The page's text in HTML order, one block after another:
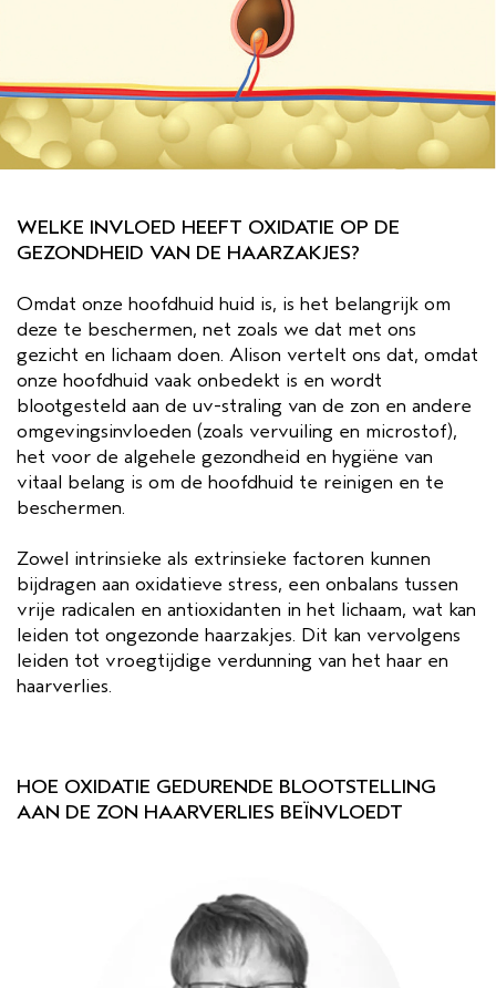
WELKE INVLOED HEEFT OXIDATIE OP DE
GEZONDHEID VAN DE HAARZAKJES?
Omdat onze hoofdhuid huid is, is het belangrijk om
deze te beschermen, net zoals we dat met ons
gezicht en lichaam doen. Alison vertelt ons dat, omdat
onze hoofdhuid vaak onbedekt is en wordt
blootgesteld aan de uv-straling van de zon en andere
omgevingsinvloeden (zoals vervuiling en microstof),
het voor de algehele gezondheid en hygiëne van
vitaal belang is om de hoofdhuid te reinigen en te
beschermen.
Zowel intrinsieke als extrinsieke factoren kunnen
bijdragen aan oxidatieve stress, een onbalans tussen
vrije radicalen en antioxidanten in het lichaam, wat kan
leiden tot ongezonde haarzakjes. Dit kan vervolgens
leiden tot vroegtijdige verdunning van het haar en
haarverlies.
HOE OXIDATIE GEDURENDE BLOOTSTELLING
AAN DE ZON HAARVERLIES BEÏNVLOEDT